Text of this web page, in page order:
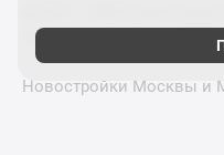
что нужно знать о
Новостройки Москвы и